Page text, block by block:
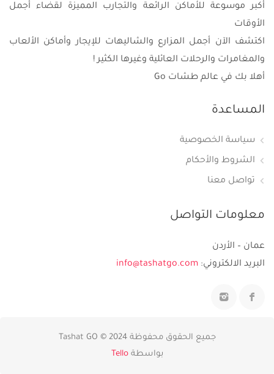
أكبر موسوعة للأماكن الرائعة والتجارب المميزة لقضاء أجمل
الأوقات
اكتشف الآن أجمل المزارع والشاليهات للإيجار وأماكن الألعاب
والمغامرات والرحلات العائلية وغيرها الكثير !
أهلا بك في عالم طشات Go
المساعدة
سياسة الخصوصية
الشروط والأحكام
تواصل معنا
معلومات التواصل
عمان – الأردن
البريد الالكتروني: info@tashatgo.com
جميع الحقوق محفوظة 2024 © Tashat GO
بواسطةTello